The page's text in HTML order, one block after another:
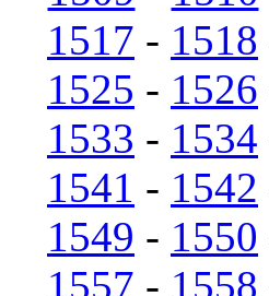
1517 - 1518
1525 - 1526
1533 - 1534
1541 - 1542
1549 - 1550
1557 - 1558